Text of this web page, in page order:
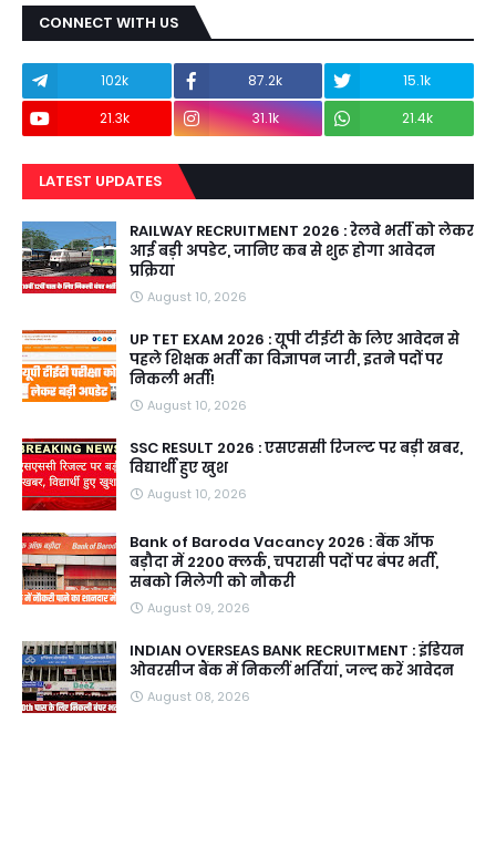
CONNECT WITH US
102k 87.2k
15.1k
21.3k
31.1k 21.4k
LATEST UPDATES
RAILWAY RECRUITMENT 2026 : रेलवे भर्ती को लेकर
आई बड़ी अपडेट, जानिए कब से शुरू होगा आवेदन
प्रक्रिया
August 10, 2026
UP TET EXAM 2026 : यूपी टीईटी के लिए आवेदन से
पहले शिक्षक भर्ती का विज्ञापन जारी, इतने पदों पर
निकली भर्ती!
August 10, 2026
SSC RESULT 2026 : एसएससी रिजल्ट पर बड़ी खबर,
विद्यार्थी हुए खुश
August 10, 2026
Bank of Baroda Vacancy 2026 : बैंक ऑफ
बड़ौदा में 2200 क्लर्क, चपरासी पदों पर बंपर भर्ती,
सबको मिलेगी को नौकरी
August 09, 2026
INDIAN OVERSEAS BANK RECRUITMENT : इंडियन
ओवरसीज बैंक में निकलीं भर्तियां, जल्द करें आवेदन
August 08, 2026